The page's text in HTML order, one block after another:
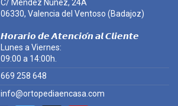
C/ Méndez Núñez, 24A
06330, Valencia del Ventoso (Badajoz)
𝙃𝙤𝙧𝙖𝙧𝙞𝙤 𝙙𝙚 𝘼𝙩𝙚𝙣𝙘𝙞𝙤́𝙣 𝙖𝙡 𝘾𝙡𝙞𝙚𝙣𝙩𝙚
Lunes a Viernes:
09:00 a 14:00h.
669 258 648
info@ortopediaencasa.com